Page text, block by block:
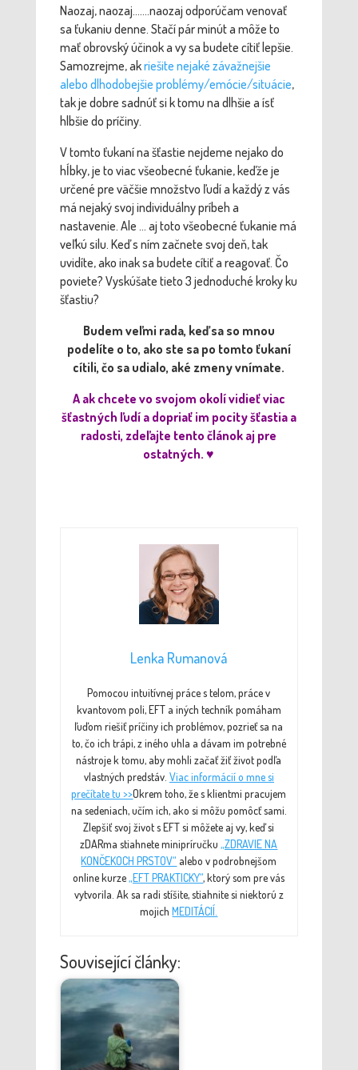
Naozaj, naozaj…….naozaj odporúčam venovať
sa ťukaniu denne. Stačí pár minút a môže to
mať obrovský účinok a vy sa budete cítiť lepšie.
Samozrejme, akriešite nejaké závažnejšie
alebo dlhodobejšie problémy/emócie/situácie,
tak je dobre sadnúť si k tomu na dlhšie a ísť
hlbšie do príčiny.
V tomto ťukaní na šťastie nejdeme nejako do
hĺbky, je to viac všeobecné ťukanie, keďže je
určené pre väčšie množstvo ľudí a každý z vás
má nejaký svoj individuálny príbeh a
nastavenie. Ale … aj toto všeobecné ťukanie má
veľkú silu. Keď s ním začnete svoj deň, tak
uvidíte, ako inak sa budete cítiť a reagovať. Čo
poviete? Vyskúšate tieto 3 jednoduché kroky ku
šťastiu?
Budem veľmi rada, keď sa so mnou
podelíte o to, ako ste sa po tomto ťukaní
cítili, čo sa udialo, aké zmeny vnímate.
A ak chcete vo svojom okolí vidieť viac
šťastných ľudí a dopriať im pocity šťastia a
radosti, zdeľajte tento článok aj pre
ostatných. ♥
Lenka Rumanová
Pomocou intuitívnej práce s telom, práce v
kvantovom poli, EFT a iných techník pomáham
ľuďom riešiť príčiny ich problémov, pozrieť sa na
to, čo ich trápi, z iného uhla a dávam im potrebné
nástroje k tomu, aby mohli začať žiť život podľa
vlastných predstáv. Viac informácií o mne si
prečítate tu >>Okrem toho, že s klientmi pracujem
na sedeniach, učím ich, ako si môžu pomôcť sami.
Zlepšiť svoj život s EFT si môžete aj vy, keď si
zDARma stiahnete minipríručku„ZDRAVIE NA
KONČEKOCH PRSTOV“ alebo v podrobnejšom
online kurze„EFT PRAKTICKY“, ktorý som pre vás
vytvorila. Ak sa radi stíšite, stiahnite si niektorú z
mojichMEDITÁCIÍ.
Související články: